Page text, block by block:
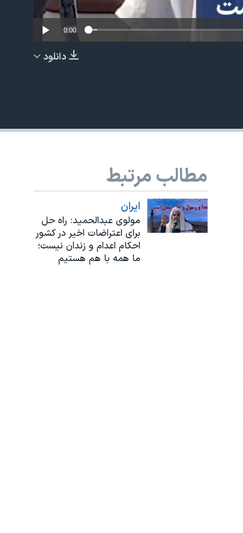
EMBED
0:00
دانلود
مطالب مرتبط
ايران
مولوی عبدالحمید: راه حل
برای اعتراضات اخیر در کشور
احکام اعدام و زندان نیست؛
ما همه با هم هستیم